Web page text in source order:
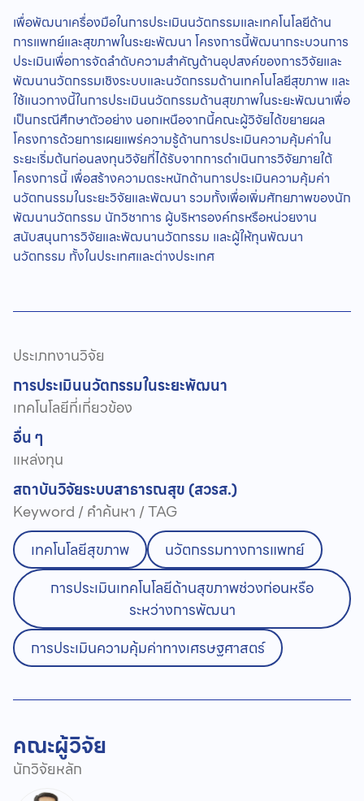
เพื่อพัฒนาเครื่องมือในการประเมินนวัตกรรมและเทคโนโลยีด้าน
การแพทย์และสุขภาพในระยะพัฒนา โครงการนี้พัฒนากระบวนการ
ประเมินเพื่อการจัดลำดับความสำคัญด้านอุปสงค์ของการวิจัยและ
พัฒนานวัตกรรมเชิงระบบและนวัตกรรมด้านเทคโนโลยีสุขภาพ และ
ใช้แนวทางนี้ในการประเมินนวัตกรรมด้านสุขภาพในระยะพัฒนาเพื่อ
เป็นกรณีศึกษาตัวอย่าง นอกเหนือจากนี้คณะผู้วิจัยได้ขยายผล
โครงการด้วยการเผยแพร่ความรู้ด้านการประเมินความคุ้มค่าใน
ระยะเริ่มต้นก่อนลงทุนวิจัยที่ได้รับจากการดำเนินการวิจัยภายใต้
โครงการนี้ เพื่อสร้างความตระหนักด้านการประเมินความคุ้มค่า
นวัตกนรรมในระยะวิจัยและพัฒนา รวมทั้งเพื่อเพิ่มศักยภาพของนัก
พัฒนานวัตกรรม นักวิชาการ ผู้บริหารองค์กรหรือหน่วยงาน
สนับสนุนการวิจัยและพัฒนานวัตกรรม และผู้ให้ทุนพัฒนา
นวัตกรรม ทั้งในประเทศและต่างประเทศ
ประเภทงานวิจัย
การประเมินนวัตกรรมในระยะพัฒนา
เทคโนโลยีที่เกี่ยวข้อง
อื่น ๆ
แหล่งทุน
สถาบันวิจัยระบบสาธารณสุข (สวรส.)
Keyword / คำค้นหา / TAG
เทคโนโลยีสุขภาพ
นวัตกรรมทางการแพทย์
การประเมินเทคโนโลยีด้านสุขภาพช่วงก่อนหรือ
ระหว่างการพัฒนา
การประเมินความคุ้มค่าทางเศรษฐศาสตร์
คณะผู้วิจัย
นักวิจัยหลัก